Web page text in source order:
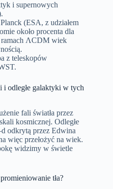
i supernowych
(ESA, z udziałem
około procenta dla
ΛCDM wiek
z teleskopów
i odległe galaktyki w tych
fali światła przez
kosmicznej. Odległe
odkrytą przez Edwina
więc przełożyć na wiek.
widzimy w świetle
tła?